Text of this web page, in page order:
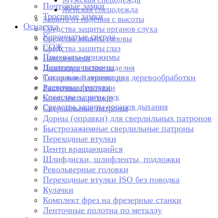
Женская спецодежда
Защита от падения с высоты
Средства защиты органов слуха
Средства защиты головы
Средства защиты глаз
Наколенники
Диэлектрические изделия
Сигнальный инвентарь
Защитные фартуки
Средства защиты рук
Средства защиты органов дыхания
Почтовые замки
Тросовые замки
Оснастка
Корончатые сверла
СОЖ
Прихваты-прижимы
Цанговые патроны
Токарные патроны для деревообработки
Расточные головки
Комплекты резцов
Сверлильные патроны
Дорны (оправки) для сверлильных патронов
Быстрозажимные сверлильные патроны
Переходные втулки
Центр вращающийся
Шлифдиски, шлифленты, подложки
Револьверные головки
Переходные втулки ISO без поводка
Кулачки
Комплект фрез на фрезерные станки
Ленточные полотна по металлу